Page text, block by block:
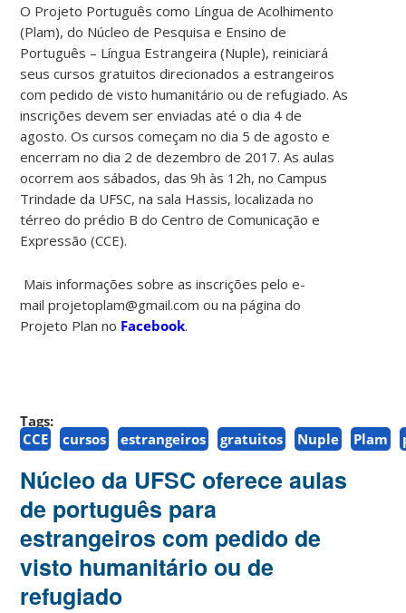
O Projeto Português como Língua de Acolhimento
(Plam), do Núcleo de Pesquisa e Ensino de
Português – Língua Estrangeira (Nuple), reiniciará
seus cursos gratuitos direcionados a estrangeiros
com pedido de visto humanitário ou de refugiado. As
inscrições devem ser enviadas até o dia 4 de
agosto.Os cursos começam no dia 5 de agosto e
encerram no dia 2 de dezembro de 2017. As aulas
ocorrem aos sábados, das 9h às 12h, no Campus
Trindade da UFSC, na sala Hassis, localizada no
térreo do prédio B do Centro de Comunicação e
Expressão (CCE).
Mais informações sobre as inscrições pelo e-
mailprojetoplam@gmail.com ou na página do
Projeto Plan no Facebook.
Tags:
CCE
cursos estrangeiros gratuitos Nuple Plam
Núcleo da UFSC oferece aulas
de português para
estrangeiros com pedido de
visto humanitário ou de
refugiado